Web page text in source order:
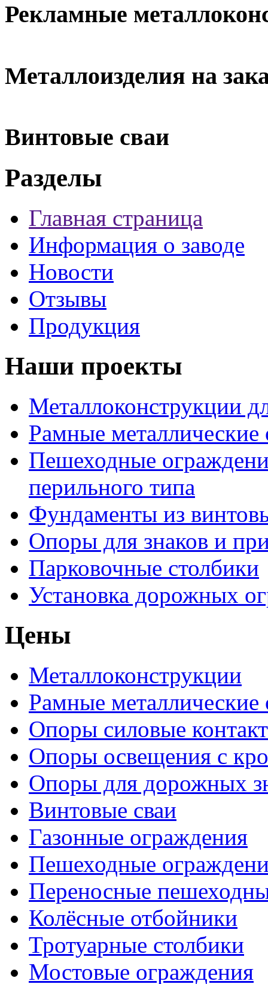
Рекламные
Металлоизделия на
Винтовые сваи
Разделы
Главная страница
Информация о заводе
Новости
Отзывы
Продукция
Наши проекты
Металлоконструкции
Рамные
Пешеходные
перильного типа
Фундаменты из
Опоры для знаков и
Парковочные столбики
Установка дорожных
Цены
Металлоконструкции
Рамные
Опоры силовые
Опоры освещения с
Опоры для дорожных
Винтовые сваи
Газонные ограждения
Пешеходные
Переносные
Колёсные отбойники
Тротуарные столбики
Мостовые ограждения